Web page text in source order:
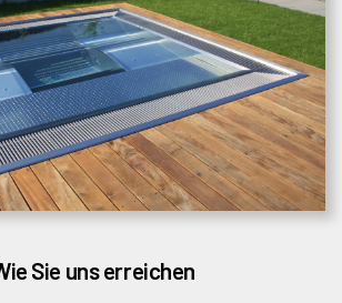
Sie uns erreichen